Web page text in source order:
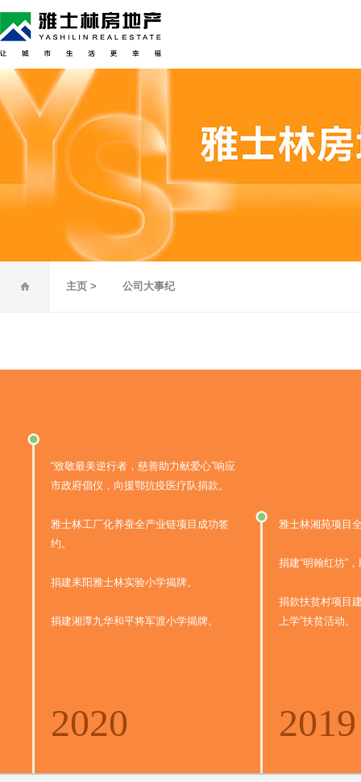
主页 > 公司大事纪
“致敬最美逆行者，慈善助力献爱心”响应
市政府倡仪，向援鄂抗疫医疗队捐款。
雅士林工厂化养蚕全产业链项目成功签
约。
捐建耒阳雅士林实验小学揭牌。
捐建湘潭九华和平将军渡小学揭牌。
2020
雅士林湘苑项目
捐建“明翰红坊”
捐款扶贫村项目
上学”扶贫活动。
2019